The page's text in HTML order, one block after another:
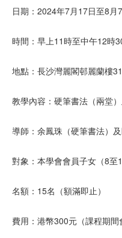
日期：2024年7月17日至8月
時間：早上11時至中午12時
地點：長沙灣麗閣邨麗蘭樓
教學內容：硬筆書法（兩堂）
導師：余鳳珠（硬筆書法）及
對象：本學會會員子女（8至
名額：15名（額滿即止）
費用：港幣300元（課程期間